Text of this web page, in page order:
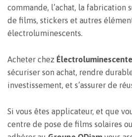
commande, l’achat, la fabrication
de films, stickers et autres
électroluminescents.
Acheter chez
sécuriser son achat, rendre
investissement, et s’assurer de
Si vous êtes applicateur, et que
centre de pose de films solaires